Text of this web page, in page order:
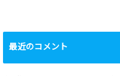
最近のコメント